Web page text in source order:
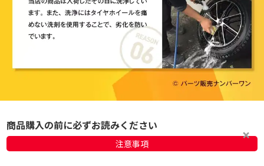
商品購入の前に必ずお読みください
注意事項